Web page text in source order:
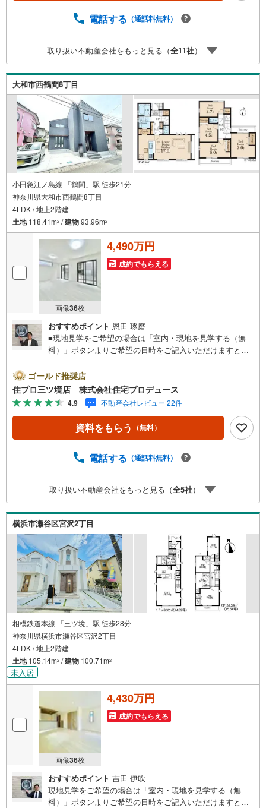
【定年時の住宅ローン残高】【住宅購入者だけが加入でき
ナス】これから多くなる【教育費】住宅を買った後から始
まる【住宅ローン返済】65歳以上から必要になる【老後の
費用負担】住宅探しの【このタイミング】で不安な部分を
明確にしていきませんか？？ --------------
電話する （通話料無料）
取り扱い不動産会社をもっと見る（全11社）
大和市西鶴間8丁目
小田急江ノ島線 「鶴間」駅 徒歩21分
神奈川県大和市西鶴間8丁目
4LDK / 地上2階建
土地118.41m2 /建物93.96m2
画像36枚
4,490万円
成約でもらえる
おすすめポイント 恩田 琢磨
■現地見学をご希望の場合は「室内・現地を見学する（無
料）」ボタンよりご希望の日時をご記入いただけますとス
座間市エリアに強い！ 住プロは、大和市・綾瀬市・座間市
エリアの不動産売買専門会社です！最新物件情報や当社限
定で販売する物件情報も多数ございますので、お気軽にお
問合せ下さい！ -------------- 弊社独自の住宅ローン提案シス
テム 弊社ではファイナンシャル専門スタッフによる【丁寧
な資金アドバイス】【ファイナンシャルプラン提案書の作
【定年時の住宅ローン残高】【住宅購入者だけが加入でき
ナス】これから多くなる【教育費】住宅を買った後から始
まる【住宅ローン返済】65歳以上から必要になる【老後の
費用負担】住宅探しの【このタイミング】で不安な部分を
明確にしていきませんか？？ --------------
ゴールド推奨店
住プロ三ツ境店 株式会社住宅プロデュース
4.9 不動産会社レビュー 22件
資料をもらう （無料）
電話する （通話料無料）
取り扱い不動産会社をもっと見る（全5社）
横浜市瀬谷区宮沢2丁目
相模鉄道本線 「三ツ境」駅 徒歩28分
神奈川県横浜市瀬谷区宮沢2丁目
4LDK / 地上2階建
土地105.14m2 /建物 100.71m2
未入居
画像36枚
4,430万円
成約でもらえる
おすすめポイント 吉田 伊吹
現地見学をご希望の場合は「室内・現地を見学する（無
料）」ボタンよりご希望の日時をご記入いただけますとス